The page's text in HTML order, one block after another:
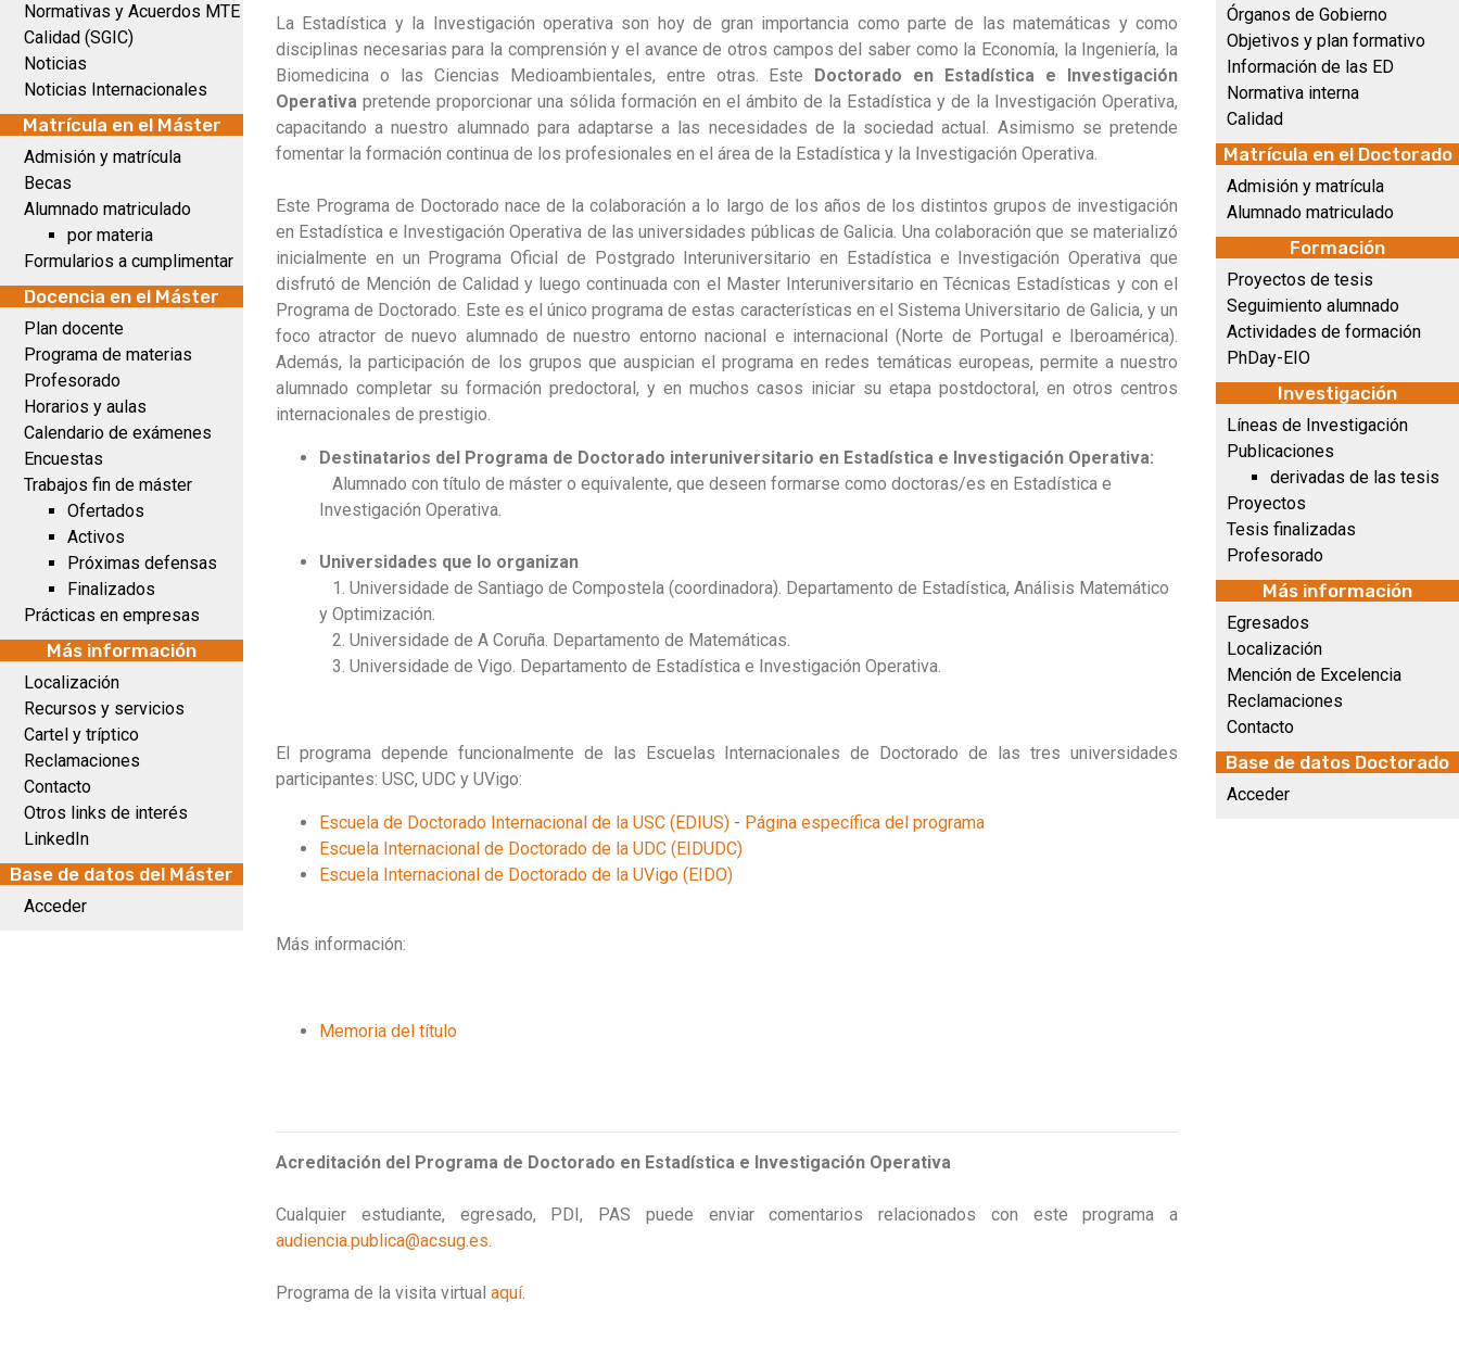
Normativas y Acuerdos MTE
Calidad (SGIC)
Noticias
Noticias Internacionales
Matrícula en el Máster
Admisión y matrícula
Becas
Alumnado matriculado
por materia
Formularios a cumplimentar
Docencia en el Máster
Plan docente
Programa de materias
Profesorado
Horarios y aulas
Calendario de exámenes
Encuestas
Trabajos fin de máster
Ofertados
Activos
Próximas defensas
Finalizados
Prácticas en empresas
Más información
Localización
Recursos y servicios
Cartel y tríptico
Reclamaciones
Contacto
Otros links de interés
LinkedIn
Base de datos del Máster
Acceder
La Estadística y la Investigación operativa son hoy de gran importancia como parte de las matemáticas y como
disciplinas necesarias para la comprensión y el avance de otros campos del saber como la Economía, la Ingeniería, la
Biomedicina o las Ciencias Medioambientales, entre otras. Este Doctorado en Estadística e Investigación
Operativa pretende proporcionar una sólida formación en el ámbito de la Estadística y de la Investigación Operativa,
capacitando a nuestro alumnado para adaptarse a las necesidades de la sociedad actual. Asimismo se pretende
fomentar la formación continua de los profesionales en el área de la Estadística y la Investigación Operativa.
Este Programa de Doctorado nace de la colaboración a lo largo de los años de los distintos grupos de investigación
en Estadística e Investigación Operativa de las universidades públicas de Galicia. Una colaboración que se materializó
inicialmente en un Programa Oficial de Postgrado Interuniversitario en Estadística e Investigación Operativa que
disfrutó de Mención de Calidad y luego continuada con el Master Interuniversitario en Técnicas Estadísticas y con el
Programa de Doctorado. Este es el único programa de estas características en el Sistema Universitario de Galicia, y un
foco atractor de nuevo alumnado de nuestro entorno nacional e internacional (Norte de Portugal e Iberoamérica).
Además, la participación de los grupos que auspician el programa en redes temáticas europeas, permite a nuestro
alumnado completar su formación predoctoral, y en muchos casos iniciar su etapa postdoctoral, en otros centros
internacionales de prestigio.
Destinatarios del Programa de Doctorado interuniversitario en Estadística e Investigación Operativa:
Alumnado con título de máster o equivalente, que deseen formarse como doctoras/es en Estadística e
Investigación Operativa.
Universidades que lo organizan
1. Universidade de Santiago de Compostela (coordinadora). Departamento de Estadística, Análisis Matemático
y Optimización.
2. Universidade de A Coruña. Departamento de Matemáticas.
3. Universidade de Vigo. Departamento de Estadística e Investigación Operativa.
El programa depende funcionalmente de las Escuelas Internacionales de Doctorado de las tres universidades
participantes: USC, UDC y UVigo:
Escuela de Doctorado Internacional de la USC (EDIUS) - Página específica del programa
Escuela Internacional de Doctorado de la UDC (EIDUDC)
Escuela Internacional de Doctorado de la UVigo (EIDO)
Más información:
Memoria del título
Acreditación del Programa de Doctorado en Estadística e Investigación Operativa
Cualquier estudiante, egresado, PDI, PAS puede enviar comentarios relacionados con este programa a
audiencia.publica@acsug.es.
Programa de la visita virtual aquí.
Órganos de Gobierno
Objetivos y plan formativo
Información de las ED
Normativa interna
Calidad
Matrícula en el Doctorado
Admisión y matrícula
Alumnado matriculado
Formación
Proyectos de tesis
Seguimiento alumnado
Actividades de formación
PhDay-EIO
Investigación
Líneas de Investigación
Publicaciones
derivadas de las tesis
Proyectos
Tesis finalizadas
Profesorado
Más información
Egresados
Localización
Mención de Excelencia
Reclamaciones
Contacto
Base de datos Doctorado
Acceder